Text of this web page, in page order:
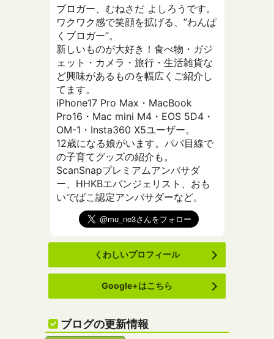
ブロガー、むねさだ よしろうです。
ワクワク感で笑顔を拡げる、”わんぱ
くブロガー”。
新しいものが大好き！食べ物・ガジ
ェット・カメラ・旅行・生活雑貨な
ど興味があるものを幅広くご紹介し
てます。
iPhone17 Pro Max・MacBook
Pro16・Mac mini M4・EOS 5D4・
OM-1・Insta360 X5ユーザー。
12歳になる娘がいます。パパ目線で
の子育てグッズの紹介も。
ScanSnapプレミアムアンバサダ
ー、HHKBエバンジェリスト、おも
いでばこ認定アンバサダーなど。
くわしいプロフィール
Google+はこちら
ブログの更新情報